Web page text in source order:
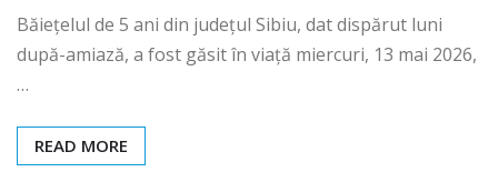
Băiețelul de 5 ani din județul Sibiu, dat dispărut luni
după-amiază, a fost găsit în viață miercuri, 13 mai 2026,
…
READ MORE